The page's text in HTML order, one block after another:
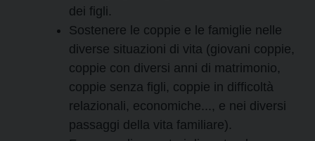
dei figli.
Sostenere le coppie e le famiglie nelle
diverse situazioni di vita (giovani coppie,
coppie con diversi anni di matrimonio,
coppie senza figli, coppie in difficoltà
relazionali, economiche..., e nei diversi
passaggi della vita familiare).